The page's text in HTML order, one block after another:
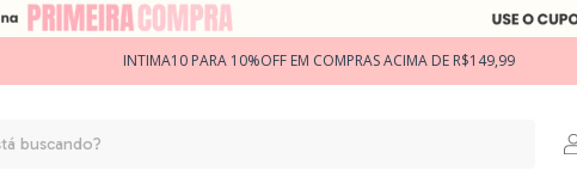
INTIMA10 PARA 10%OFF EM COMPRAS ACIMA DE R$149,99